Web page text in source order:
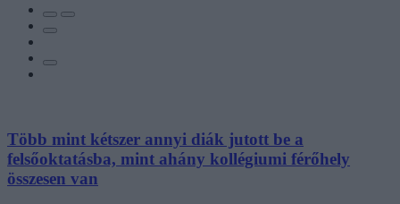
Több mint kétszer annyi diák jutott be a
felsőoktatásba, mint ahány kollégiumi férőhely
összesen van